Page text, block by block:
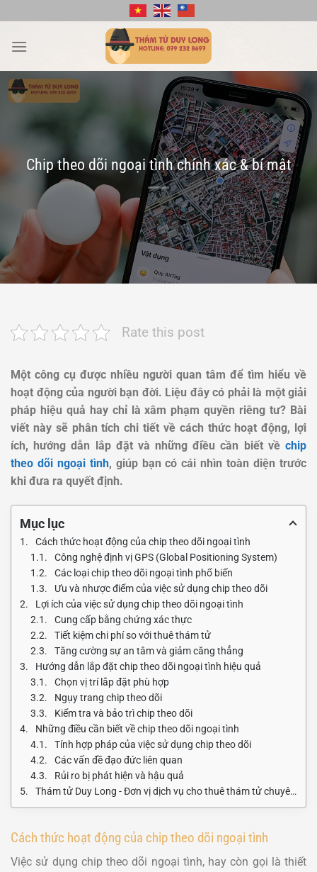
qua
nội
Chip theo dõi ngoại tình chính xác & bí mật
Rate this post
Một công cụ được nhiều người quan tâm để tìm hiểu về
hoạt động của người bạn đời. Liệu đây có phải là một giải
pháp hiệu quả hay chỉ là xâm phạm quyền riêng tư? Bài
viết này sẽ phân tích chi tiết về cách thức hoạt động, lợi
ích, hướng dẫn lắp đặt và những điều cần biết về chip
theo dõi ngoại tình, giúp bạn có cái nhìn toàn diện trước
khi đưa ra quyết định.
Mục lục
Cách thức hoạt động của chip theo dõi ngoại tình
Công nghệ định vị GPS (Global Positioning System)
Các loại chip theo dõi ngoại tình phổ biến
Ưu và nhược điểm của việc sử dụng chip theo dõi
Lợi ích của việc sử dụng chip theo dõi ngoại tình
Cung cấp bằng chứng xác thực
Tiết kiệm chi phí so với thuê thám tử
Tăng cường sự an tâm và giảm căng thẳng
Hướng dẫn lắp đặt chip theo dõi ngoại tình hiệu quả
Chọn vị trí lắp đặt phù hợp
Ngụy trang chip theo dõi
Kiểm tra và bảo trì chip theo dõi
Những điều cần biết về chip theo dõi ngoại tình
Tính hợp pháp của việc sử dụng chip theo dõi
Các vấn đề đạo đức liên quan
Rủi ro bị phát hiện và hậu quả
Thám tử Duy Long - Đơn vị dịch vụ cho thuê thám tử chuyên nghiệp và uy tín
Cách thức hoạt động của chip theo dõi ngoại tình
Việc sử dụng chip theo dõi ngoại tình, hay còn gọi là thiết